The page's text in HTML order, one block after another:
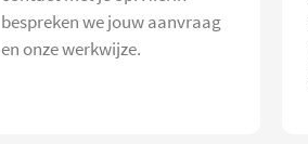
bespreken we jouw aanvraag
en onze werkwijze.